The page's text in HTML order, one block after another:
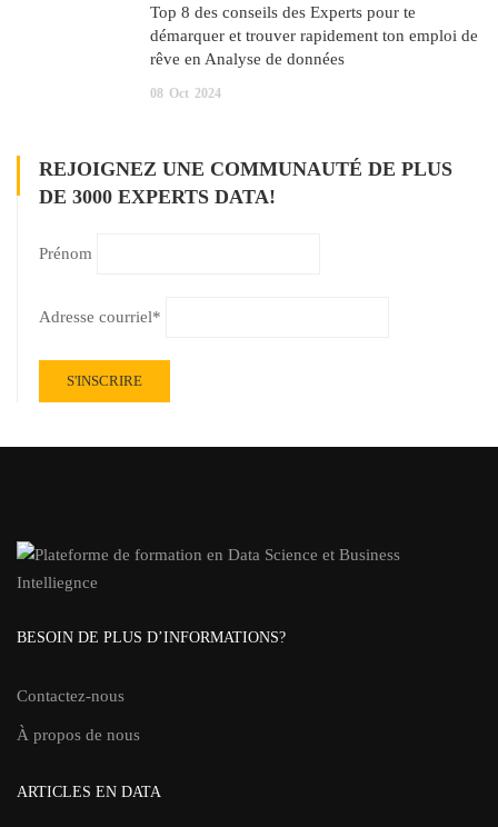
Top 8 des conseils des Experts pour te
démarquer et trouver rapidement ton emploi de
rêve en Analyse de données
08 Oct 2024
REJOIGNEZ UNE COMMUNAUTÉ DE PLUS
DE 3000 EXPERTS DATA!
Prénom
Adresse courriel*
BESOIN DE PLUS D’INFORMATIONS?
Contactez-nous
À propos de nous
ARTICLES EN DATA